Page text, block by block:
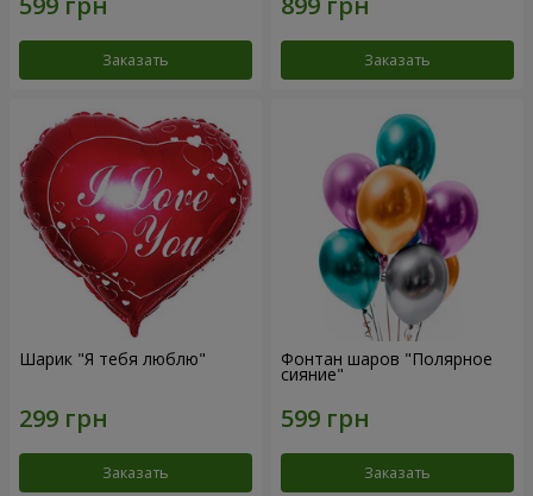
Заказать Заказать
Шарик "Я тебя люблю"
Заказать
Фонтан шаров "Полярное
сияние"
Заказать